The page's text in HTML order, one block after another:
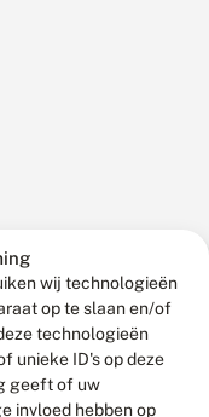
wij technologieën
op te slaan en/of
technologieën
unieke ID's op deze
geeft of uw
invloed hebben op